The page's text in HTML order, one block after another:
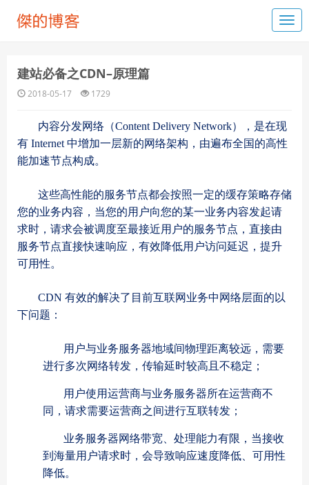
建站必备之CDN–原理篇
2018-05-17 1729
内容分发网络（Content Delivery Network），是在现
有 Internet 中增加一层新的网络架构，由遍布全国的高性
能加速节点构成。
这些高性能的服务节点都会按照一定的缓存策略存储
您的业务内容，当您的用户向您的某一业务内容发起请
求时，请求会被调度至最接近用户的服务节点，直接由
服务节点直接快速响应，有效降低用户访问延迟，提升
可用性。
CDN 有效的解决了目前互联网业务中网络层面的以
下问题：
用户与业务服务器地域间物理距离较远，需要
进行多次网络转发，传输延时较高且不稳定；
用户使用运营商与业务服务器所在运营商不
同，请求需要运营商之间进行互联转发；
业务服务器网络带宽、处理能力有限，当接收
到海量用户请求时，会导致响应速度降低、可用性
降低。